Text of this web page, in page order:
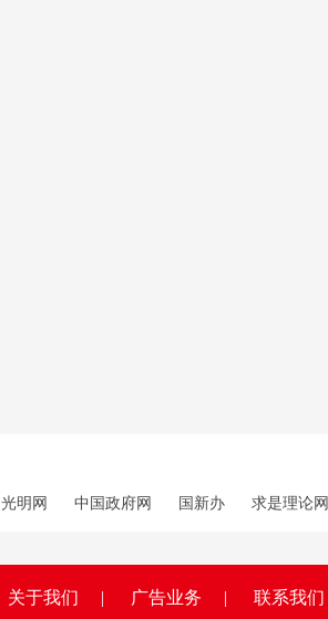
光明网 中国政府网 国新办 求是理论网
关于我们 | 广告业务 | 联系我们